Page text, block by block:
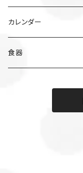
カレンダー
食器